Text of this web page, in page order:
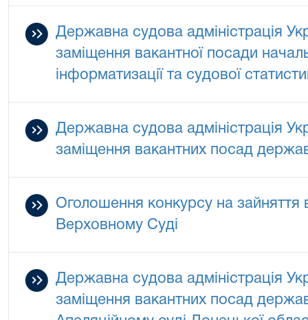
Державна судова адміністрація
заміщення вакантної посади
інформатизації та судової
Державна судова адміністрація
заміщення вакантних посад
Оголошення конкурсу на зайняття
Верховному Суді
Державна судова адміністрація
заміщення вакантних посад